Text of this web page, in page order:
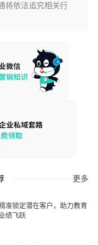
将依法追究相关行
更多
准锁定潜在客户，助力教育
绩飞跃